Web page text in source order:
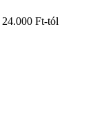
24.000 Ft-tól